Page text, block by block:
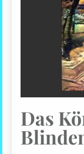
Das